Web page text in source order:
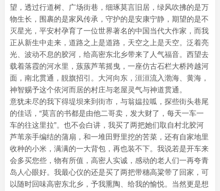
望，透过行道树、广场街巷，细琢莫言旧居，绿风吹拂的是万
物生长，围裹的是家风传承，守护的是安康宁静，期望的是不
灭星光，平安村孕育了一位世界著名的中国当代大作家，而我
正从新生中走来，道路之上是道路，天空之上是天空。泛着亮
光、波动不息的胶河，给高密东北乡带来了人气福音。西望去
载着落霞的河水里，蔟蔟芦苇摇曳，一座仿古石栏大桥跨越河
面，南北贯通，靚旗招引。大河向东，洹洹流入渤海、黄海，
神智赐予这个依河而居的村庄与老屋灵气与神道贯通。
意犹未尽的我下得堤坝来到街市，与翁媪拉呱，探些街头巷尾
的佳话，“莫言的书都是由他二哥卖，发大财了，每天一车一
车的往这里拉”。也不会白讲，我买了两把她们取自村北胶河
芦苇亲手编结的蒲扇，和一堆田野里挖的苦菜，还有自家地里
收种的小米，满满的一大背包，再也装不下。我说若是开车来
会多买您些，物有所值，高密人实诚，感动的老人们一再夸青
岛人心眼好。我最心仪的还是买了两把带穗高粱带了回家，可
以随时回味高密东北乡，予我熏陶、给我的愉悦。当然更是想